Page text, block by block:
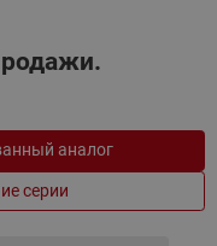
аналог
серии